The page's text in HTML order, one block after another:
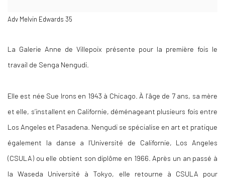
Adv Melvin Edwards 35
La Galerie Anne de Villepoix présente pour la première fois le
travail de Senga Nengudi.
Elle est née Sue Irons en 1943 à Chicago. À l’âge de 7 ans, sa mère
et elle, s’installent en Californie, déménageant plusieurs fois entre
Los Angeles et Pasadena. Nengudi se spécialise en art et pratique
également la danse a l’Université de Californie, Los Angeles
(CSULA) ou elle obtient son diplôme en 1966. Après un an passé à
la Waseda Université à Tokyo, elle retourne à CSULA pour